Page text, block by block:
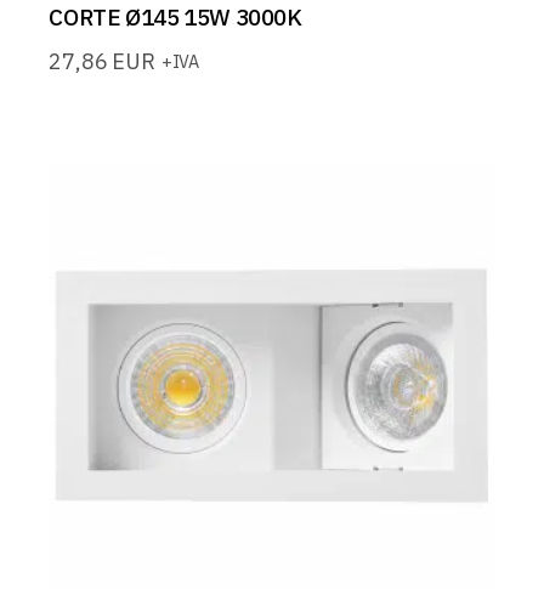
CORTE Ø145 15W 3000K
27,86 EUR +IVA